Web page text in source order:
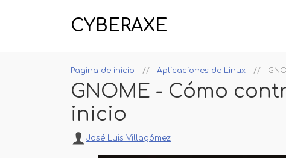
CYBERAXE
Pagina de inicio Aplicaciones de Linux
GNOME - Cómo
inicio
José Luis Villagómez